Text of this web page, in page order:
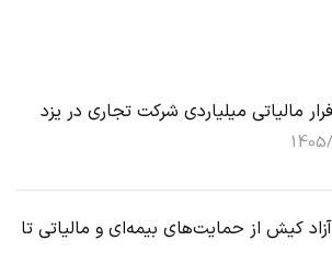
مالیاتی میلیاردی شرکت تجاری در یزد
کیش از حمایت‌های بیمه‌ای و مالیاتی تا